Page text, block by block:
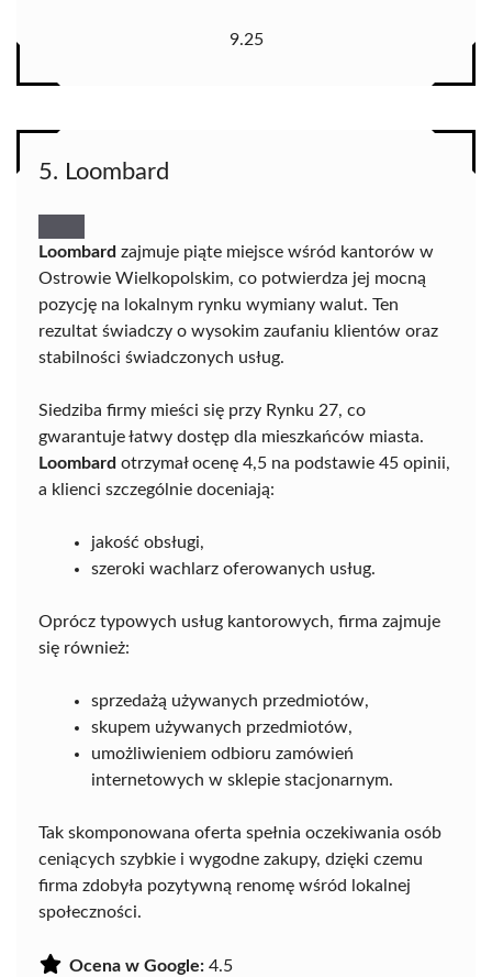
9.25
5. Loombard
Loombard zajmuje piąte miejsce wśród kantorów w
Ostrowie Wielkopolskim, co potwierdza jej mocną
pozycję na lokalnym rynku wymiany walut. Ten
rezultat świadczy o wysokim zaufaniu klientów oraz
stabilności świadczonych usług.
Siedziba firmy mieści się przy Rynku 27, co
gwarantuje łatwy dostęp dla mieszkańców miasta.
Loombard otrzymał ocenę 4,5 na podstawie 45 opinii,
a klienci szczególnie doceniają:
jakość obsługi,
szeroki wachlarz oferowanych usług.
Oprócz typowych usług kantorowych, firma zajmuje
się również:
sprzedażą używanych przedmiotów,
skupem używanych przedmiotów,
umożliwieniem odbioru zamówień
internetowych w sklepie stacjonarnym.
Tak skomponowana oferta spełnia oczekiwania osób
ceniących szybkie i wygodne zakupy, dzięki czemu
firma zdobyła pozytywną renomę wśród lokalnej
społeczności.
Ocena w Google: 4.5